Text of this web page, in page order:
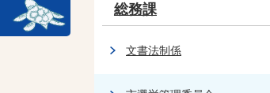
総務課
文書法制係